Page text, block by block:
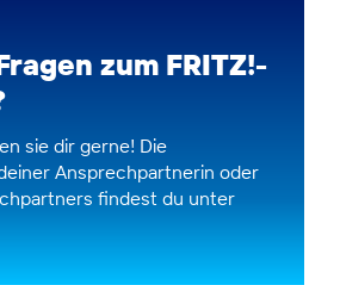
zum FRITZ!-
sie dir gerne! Die
Ansprechpartnerin oder
findest du unter